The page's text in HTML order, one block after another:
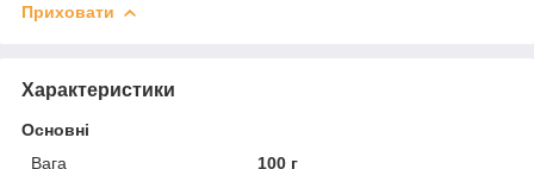
Приховати
Характеристики
Основні
Вага
100 г